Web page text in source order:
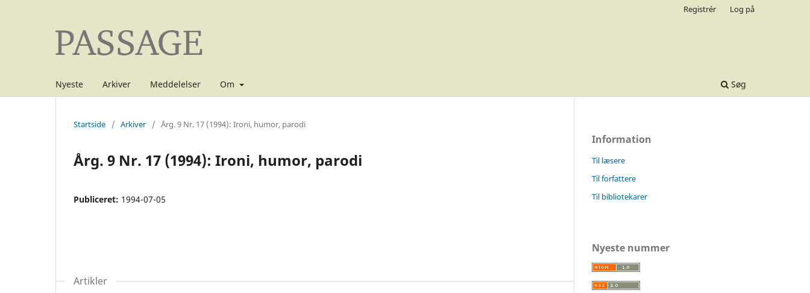
Nyeste Arkiver Meddelelser Om Søg
Registrér Log på
Startside / Arkiver / Årg. 9 Nr. 17 (1994): Ironi, humor, parodi
Årg. 9 Nr. 17 (1994): Ironi, humor, parodi
Publiceret: 1994-07-05
Artikler
Information
Til læsere
Til forfattere
Til bibliotekarer
Nyeste nummer